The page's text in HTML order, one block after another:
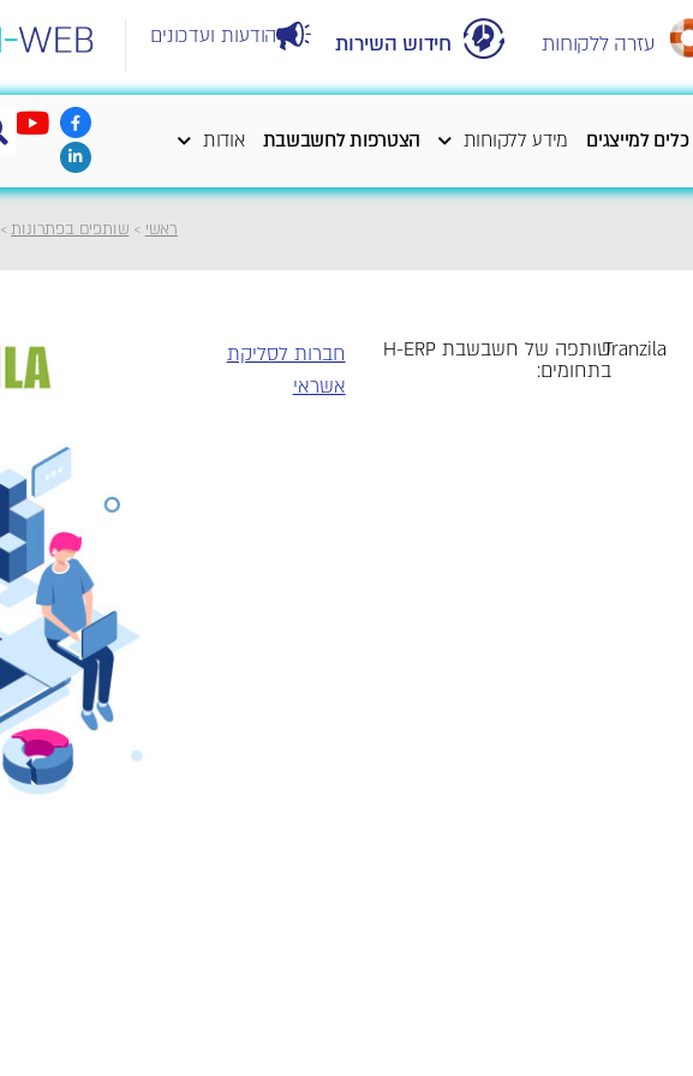
עזרה ללקוחות חידוש השירות הודעות ועדכונים
כלים למייצגים מידע ללקוחות הצטרפות לחשבשבת אודות
ראשי > שותפים בפתרונות>
Tranzila
שותפה של חשבשבת H-ERP
בתחומים:
חברות לסליקת
אשראי